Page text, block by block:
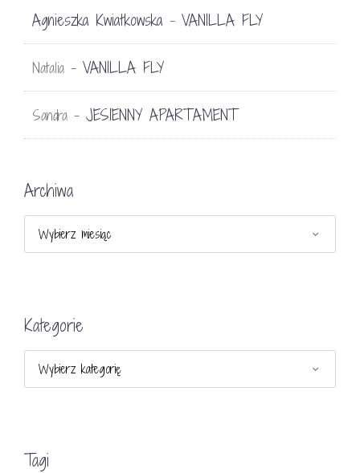
Agnieszka Kwiatkowska - VANILLA FLY
Natalia - VANILLA FLY
Sandra - JESIENNY APARTAMENT
Archiwa
Kategorie
Tagi